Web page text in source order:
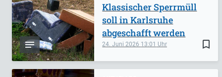
bookmark_border
24. Juni 2026 13:01
Klassischer Sperrmüll
soll in Karlsruhe
abgeschafft werden